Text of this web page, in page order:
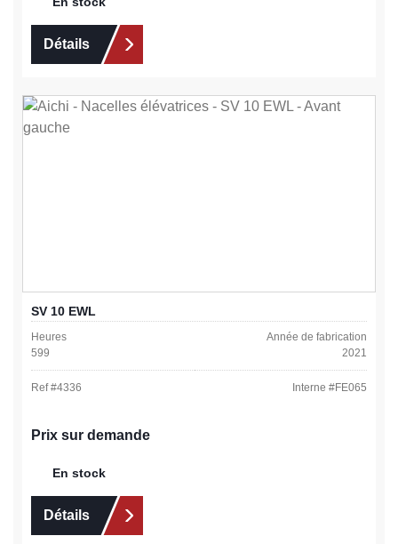
Détails
SV 10 EWL
Heures
599
Année de fabrication
2021
Ref #4336 Interne #FE065
Prix sur demande
En stock
Détails